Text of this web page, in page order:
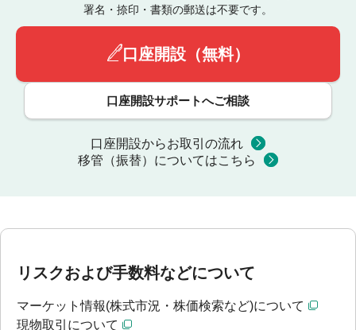
署名・捺印・書類の郵送は不要です。
口座開設（無料）
口座開設サポートへご相談
口座開設からお取引の流れ
移管（振替）についてはこちら
リスクおよび手数料などについて
マーケット情報(株式市況・株価検索など)について
現物取引について